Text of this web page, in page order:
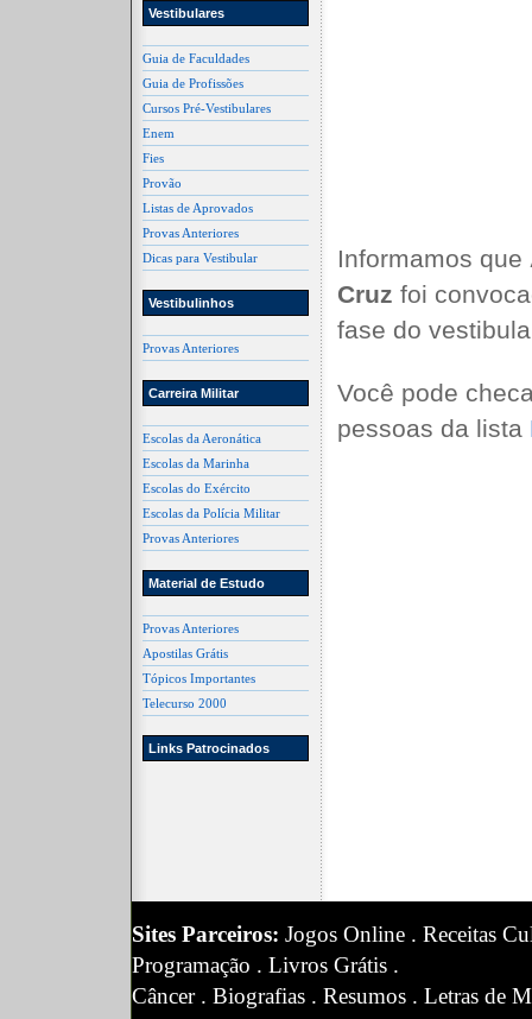
Vestibulares
Guia de Faculdades
Guia de Profissões
Cursos Pré-Vestibulares
Enem
Fies
Provão
Listas de Aprovados
Provas Anteriores
Dicas para Vestibular
Vestibulinhos
Provas Anteriores
Carreira Militar
Escolas da Aeronática
Escolas da Marinha
Escolas do Exército
Escolas da Polícia Militar
Provas Anteriores
Material de Estudo
Provas Anteriores
Apostilas Grátis
Tópicos Importantes
Telecurso 2000
Links Patrocinados
Informamos que
Cruz foi
fase do
Você pode
pessoas da lista
Sites Parceiros: Jogos Online . Receitas
Programação . Livros Grátis .
Câncer. Biografias . Resumos . Letras de